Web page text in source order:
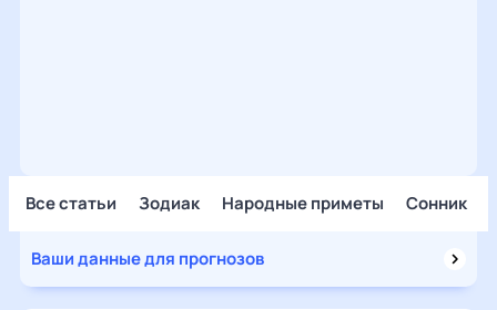
Все статьи Зодиак Народные приметы Сонник
Ваши данные для прогнозов